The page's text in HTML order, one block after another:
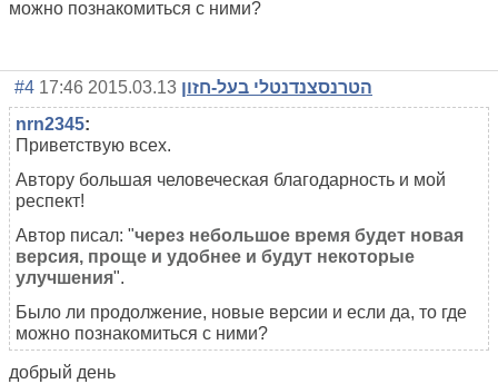
можно познакомиться с ними?
הטרנסצנדנטלי בעל-חזון 2015.03.13 17:46
#4
nrn2345:
Приветствую всех.
Автору большая человеческая благодарность и мой
респект!
Автор писал: "через небольшое время будет новая
версия, проще и удобнее и будут некоторые
улучшения".
Было ли продолжение, новые версии и если да, то где
можно познакомиться с ними?
добрый день